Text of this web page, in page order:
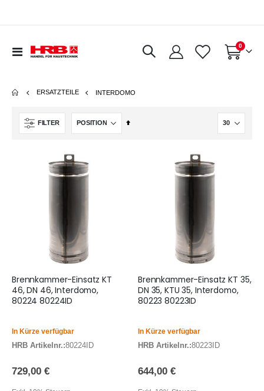
Navigation
Warenkorb
0Artikel
ERSATZTEILE INTERDOMO
FILTER
In
Brennkammer-Einsatz KT
46, DN 46, Interdomo,
80224 80224ID
In Kürze verfügbar
HRB Artikelnr.:80224ID
729,00 €
Brennkammer-Einsatz KT 35,
DN 35, KTU 35, Interdomo,
80223 80223ID
In Kürze verfügbar
HRB Artikelnr.:80223ID
644,00 €